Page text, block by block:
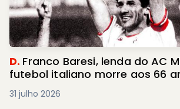
D. Franco Baresi, lenda do AC
futebol italiano morre aos 66
31 julho 2026